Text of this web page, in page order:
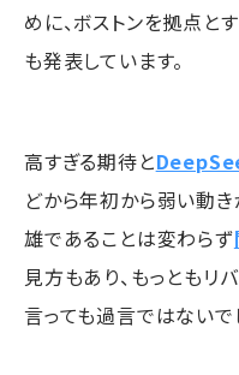
めに、ボストンを拠点と
も発表しています。
高すぎる期待と
どから年初から弱い動
雄であることは変わらず
見方もあり、もっともリ
言っても過言ではないで